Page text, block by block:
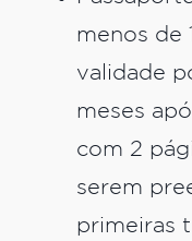
menos de
validade
meses
com 2
serem
primeiras